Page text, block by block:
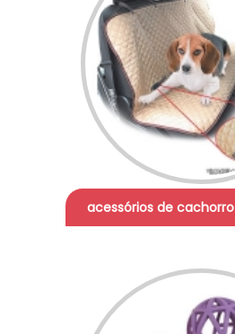
acessórios de